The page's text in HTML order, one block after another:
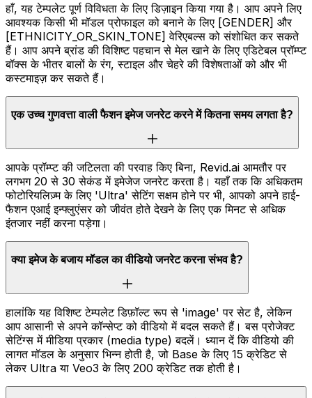
हाँ, यह टेम्पलेट पूर्ण विविधता के लिए डिज़ाइन किया गया है। आप अपने लिए
आवश्यक किसी भी मॉडल प्रोफाइल को बनाने के लिए [GENDER] और
[ETHNICITY_OR_SKIN_TONE] वेरिएबल्स को संशोधित कर सकते
हैं। आप अपने ब्रांड की विशिष्ट पहचान से मेल खाने के लिए एडिटेबल प्रॉम्प्ट
बॉक्स के भीतर बालों के रंग, स्टाइल और चेहरे की विशेषताओं को और भी
कस्टमाइज़ कर सकते हैं।
एक उच्च गुणवत्ता वाली फैशन इमेज जनरेट करने में कितना समय लगता है?
आपके प्रॉम्प्ट की जटिलता की परवाह किए बिना, Revid.ai आमतौर पर
लगभग 20 से 30 सेकंड में इमेजेज जनरेट करता है। यहाँ तक कि अधिकतम
फोटोरियलिज़्म के लिए 'Ultra' सेटिंग सक्षम होने पर भी, आपको अपने हाई-
फैशन एआई इन्फ्लुएंसर को जीवंत होते देखने के लिए एक मिनट से अधिक
इंतजार नहीं करना पड़ेगा।
क्या इमेज के बजाय मॉडल का वीडियो जनरेट करना संभव है?
हालांकि यह विशिष्ट टेम्पलेट डिफ़ॉल्ट रूप से 'image' पर सेट है, लेकिन
आप आसानी से अपने कॉन्सेप्ट को वीडियो में बदल सकते हैं। बस प्रोजेक्ट
सेटिंग्स में मीडिया प्रकार (media type) बदलें। ध्यान दें कि वीडियो की
लागत मॉडल के अनुसार भिन्न होती है, जो Base के लिए 15 क्रेडिट से
लेकर Ultra या Veo3 के लिए 200 क्रेडिट तक होती है।